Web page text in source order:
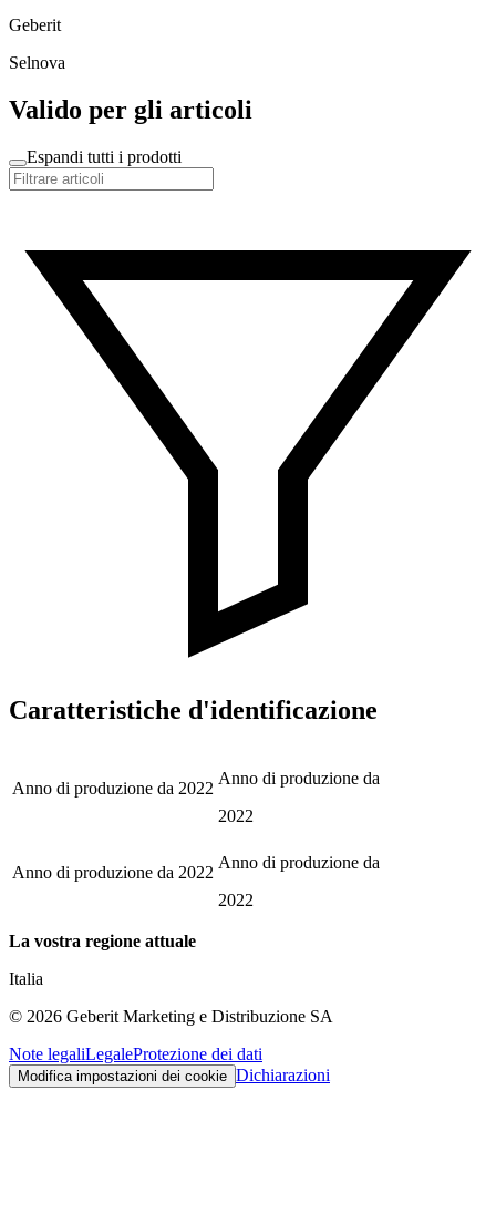
Geberit
Selnova
Valido per gli articoli
Espandi tutti i prodotti
Caratteristiche d'identificazione
Anno di produzione da 2022
Anno di produzione da
2022
Anno di produzione da 2022
Anno di produzione da
2022
La vostra regione attuale
Italia
© 2026 Geberit Marketing e Distribuzione SA
Note legaliLegaleProtezione dei dati
Modifica impostazioni dei cookie Dichiarazioni